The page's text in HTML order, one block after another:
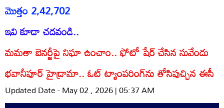
మొత్తం 2,42,702
ఇవి కూడా చదవండి..
మమతా బెనర్జీపై నిఘా ఉంచాం.. ఫోటో షేర్ చేసిన సువేందు
భవానీపూర్ హైడ్రామా.. ఓట్ ట్యాంపరింగ్‌‌ను తోసిపుచ్చిన ఈసీ
Updated Date - May 02 , 2026 | 05:37 AM